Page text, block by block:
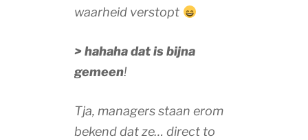
waarheid verstopt
> hahaha dat is bijna
gemeen!
Tja, managers staan erom
bekend dat ze… direct to